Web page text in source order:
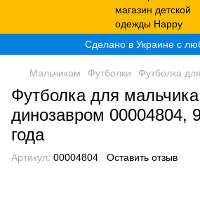
Сделано в Украине с
Мальчикам Футболки Футболка
Футболка для
динозавром 00004804,
года
Артикул: 00004804 Оставить отзыв